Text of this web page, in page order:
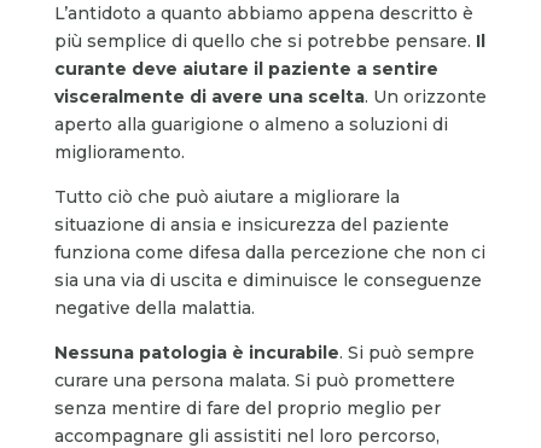
L’antidoto a quanto abbiamo appena descritto è
più semplice di quello che si potrebbe pensare. Il
curante deve aiutare il paziente a sentire
visceralmente di avere una scelta. Un orizzonte
aperto alla guarigione o almeno a soluzioni di
miglioramento.
Tutto ciò che può aiutare a migliorare la
situazione di ansia e insicurezza del paziente
funziona come difesa dalla percezione che non ci
sia una via di uscita e diminuisce le conseguenze
negative della malattia.
Nessuna patologia è incurabile. Si può sempre
curare una persona malata. Si può promettere
senza mentire di fare del proprio meglio per
accompagnare gli assistiti nel loro percorso,